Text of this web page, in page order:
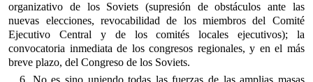
organizativo de los Soviets (supresión de obstáculos ante las
nuevas elecciones, revocabilidad de los miembros del Comité
Ejecutivo Central y de los comités locales ejecutivos); la
convocatoria inmediata de los congresos regionales, y en el más
breve plazo, del Congreso de los Soviets.